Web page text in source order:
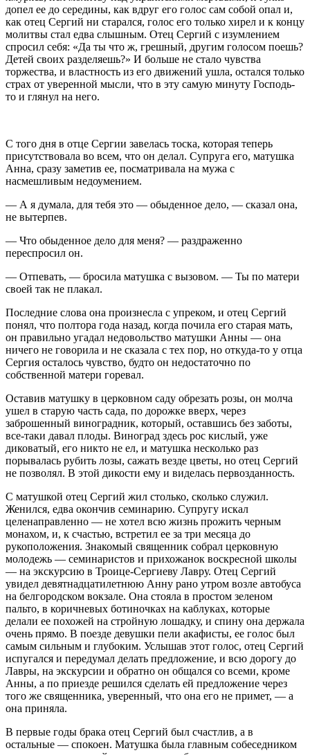
допел ее до середины, как вдруг его голос сам собой опал и,
как отец Сергий ни старался, голос его только хирел и к концу
молитвы стал едва слышным. Отец Сергий с изумлением
спросил себя: «Да ты что ж, грешный, другим голосом поешь?
Детей своих разделяешь?» И больше не стало чувства
торжества, и властность из его движений ушла, остался только
страх от уверенной мысли, что в эту самую минуту Господь-
то и глянул на него.
С того дня в отце Сергии завелась тоска, которая теперь
присутствовала во всем, что он делал. Супруга его, матушка
Анна, сразу заметив ее, посматривала на мужа с
насмешливым недоумением.
— А я думала, для тебя это — обыденное дело, — сказал она,
не вытерпев.
— Что обыденное дело для меня? — раздраженно
переспросил он.
— Отпевать, — бросила матушка с вызовом. — Ты по матери
своей так не плакал.
Последние слова она произнесла с упреком, и отец Сергий
понял, что полтора года назад, когда почила его старая мать,
он правильно угадал недовольство матушки Анны — она
ничего не говорила и не сказала с тех пор, но откуда-то у отца
Сергия осталось чувство, будто он недостаточно по
собственной матери горевал.
Оставив матушку в церковном саду обрезать розы, он молча
ушел в старую часть сада, по дорожке вверх, через
заброшенный виноградник, который, оставшись без заботы,
все-таки давал плоды. Виноград здесь рос кислый, уже
диковатый, его никто не ел, и матушка несколько раз
порывалась рубить лозы, сажать везде цветы, но отец Сергий
не позволял. В этой дикости ему и виделась первозданность.
С матушкой отец Сергий жил столько, сколько служил.
Женился, едва окончив семинарию. Супругу искал
целенаправленно — не хотел всю жизнь прожить черным
монахом, и, к счастью, встретил ее за три месяца до
рукоположения. Знакомый священник собрал церковную
молодежь — семинаристов и прихожанок воскресной школы
— на экскурсию в Троице-Сергиеву Лавру. Отец Сергий
увидел девятнадцатилетнюю Анну рано утром возле автобуса
на белгородском вокзале. Она стояла в простом зеленом
пальто, в коричневых ботиночках на каблуках, которые
делали ее похожей на стройную лошадку, и спину она держала
очень прямо. В поезде девушки пели акафисты, ее голос был
самым сильным и глубоким. Услышав этот голос, отец Сергий
испугался и передумал делать предложение, и всю дорогу до
Лавры, на экскурсии и обратно он общался со всеми, кроме
Анны, а по приезде решился сделать ей предложение через
того же священника, уверенный, что она его не примет, — а
она приняла.
В первые годы брака отец Сергий был счастлив, а в
остальные — спокоен. Матушка была главным собеседником